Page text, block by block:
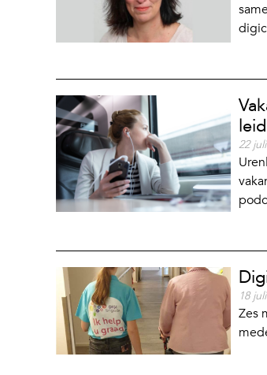
22
18
Zes